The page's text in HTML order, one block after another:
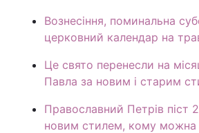
Вознесіння, поминальна
церковний календар на
Це свято перенесли на
Павла за новим і старим
Православний Петрів піст
новим стилем, кому можна